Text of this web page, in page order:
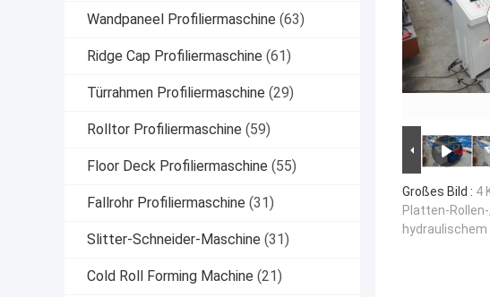
Wandpaneel Profiliermaschine (63)
Ridge Cap Profiliermaschine (61)
Türrahmen Profiliermaschine (29)
Rolltor Profiliermaschine (59)
Floor Deck Profiliermaschine (55)
Fallrohr Profiliermaschine (31)
Slitter-Schneider-Maschine (31)
Cold Roll Forming Machine (21)
Großes Bild : 4
Platten-
hydraulischem